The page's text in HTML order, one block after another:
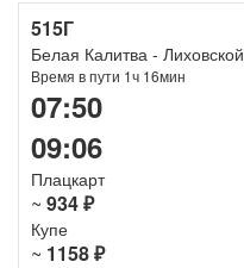
515Г
Белая Калитва - Лиховской
Время в пути 1ч 16мин
07:50
09:06
Плацкарт
~ 934 ₽
Купе
~ 1158 ₽